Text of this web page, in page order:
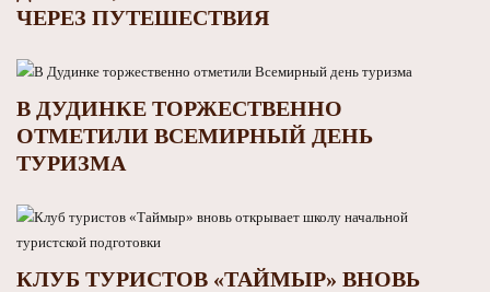
ЧЕРЕЗ ПУТЕШЕСТВИЯ
В ДУДИНКЕ ТОРЖЕСТВЕННО
ОТМЕТИЛИ ВСЕМИРНЫЙ ДЕНЬ
ТУРИЗМА
КЛУБ ТУРИСТОВ «ТАЙМЫР» ВНОВЬ